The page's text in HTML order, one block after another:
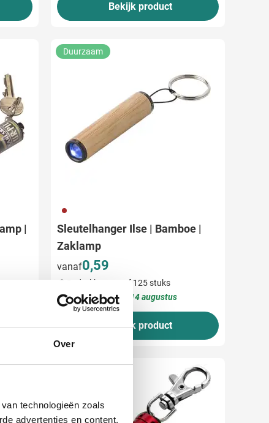
Over
technologieën zoals
advertenties en content,
Bekijk product
|
011
Sleutelhanger Ilse | Bamboe |
Zaklamp
vanaf0,59
Duurzaam
Bedrukken vanaf 125 stuks
Levering vanaf
14 augustus
Bekijk product